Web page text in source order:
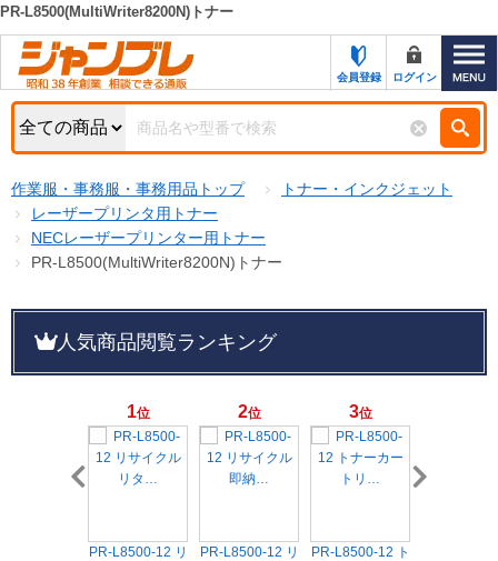
カテゴリー一覧
お知らせ
特集・キャンペーン一覧
初めての方へ
お問い合わせ
FAX注文用紙の印刷
新規登録キャンペーン
メーカーカタログ一覧
キーワード検索
検索条件
商品カテゴリから選ぶ
キャンペーン
おすすめ
オリジナル
処分品
販売価格(税抜き)で絞る
PR-L8500(MultiWriter8200N)トナー
会員登録 ログイン
作業服・事務服・事務用品トップ
トナー・インクジェット
レーザープリンタ用トナー
NECレーザープリンター用トナー
PR-L8500(MultiWriter8200N)トナー
人気商品閲覧ランキング
1位
PR-L8500-12 リ
2位
PR-L8500-12 リ
3位
PR-L8500-12 ト